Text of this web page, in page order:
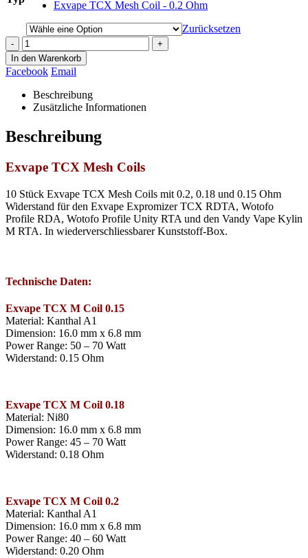
Exvape TCX Mesh Coil - 0.2 Ohm
Zurücksetzen
-
+
In den Warenkorb
Facebook Email
Beschreibung
Zusätzliche Informationen
Beschreibung
Exvape TCX Mesh Coils
10 Stück Exvape TCX Mesh Coils mit 0.2, 0.18 und 0.15 Ohm
Widerstand für den Exvape Expromizer TCX RDTA, Wotofo
Profile RDA, Wotofo Profile Unity RTA und den Vandy Vape Kylin
M RTA. In wiederverschliessbarer Kunststoff-Box.
Technische Daten:
Exvape TCX M Coil 0.15
Material: Kanthal A1
Dimension: 16.0 mm x 6.8 mm
Power Range: 50 – 70 Watt
Widerstand: 0.15 Ohm
Exvape TCX M Coil 0.18
Material: Ni80
Dimension: 16.0 mm x 6.8 mm
Power Range: 45 – 70 Watt
Widerstand: 0.18 Ohm
Exvape TCX M Coil 0.2
Material: Kanthal A1
Dimension: 16.0 mm x 6.8 mm
Power Range: 40 – 60 Watt
Widerstand: 0.20 Ohm